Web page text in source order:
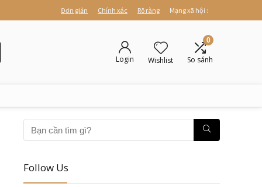
Đơn giản Chính xác Rõ ràng Mạng xã hội :
Login Wishlist
0
So sánh
Follow Us